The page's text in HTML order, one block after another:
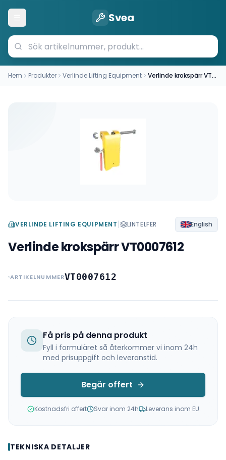
Öppna meny Svea
Hem Produkter Verlinde Lifting Equipment Verlinde krokspärr VT0007612
VERLINDE LIFTING EQUIPMENT | LINTELFER English
Verlinde krokspärr VT0007612
ARTIKELNUMMERVT0007612
Få pris på denna produkt
Fyll i formuläret så återkommer vi inom 24h
med prisuppgift och leveranstid.
Begär offert
Kostnadsfri offert Svar inom 24h Leverans inom EU
TEKNISKA DETALJER